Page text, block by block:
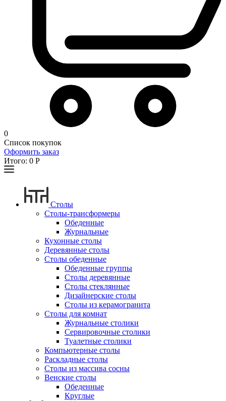
0
Список покупок
Оформить заказ
Итого: 0 Р
Столы
Столы-трансформеры
Обеденные
Журнальные
Кухонные столы
Деревянные столы
Столы обеденные
Обеденные группы
Столы деревянные
Столы стеклянные
Дизайнерские столы
Столы из керамогранита
Столы для комнат
Журнальные столики
Сервировочные столики
Туалетные столики
Компьютерные столы
Раскладные столы
Столы из массива сосны
Венские столы
Обеденные
Круглые